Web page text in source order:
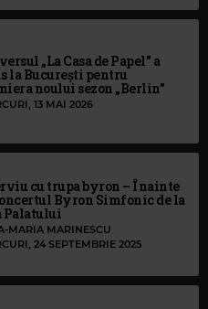
„La Casa de Papel” a
la București pentru
noului sezon „Berlin”
13 MAI 2026
cu trupa byron – Înainte
Byron Simfonic de la
Palatului
MARIA MARINESCU
24 SEPTEMBRIE 2025